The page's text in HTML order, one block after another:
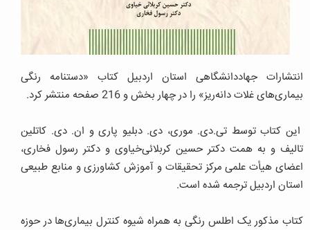
انتشارات جهاددانشگاهی استان اردبیل کتاب «دستنامه رنگی
بیماری‌های غلات دانه‌ریز» را در چهار بخش و 216 صفحه منتشر کرد.
این کتاب توسط تی.دی. موری، دی. دبلیو پاری و ان. دی. کاتلین
تالیف و به همت دکتر حسین کربلائی‌خیاوی و دکتر رسول فخاری،
اعضای هیأت ‌علمی مرکز تحقیقات و آموزش کشاورزی و منابع طبیعی
استان اردبیل ترجمه شده است.
کتاب مذکور یک اطلس رنگی به همراه شیوه کنترل بیماری‌ها در حوزه